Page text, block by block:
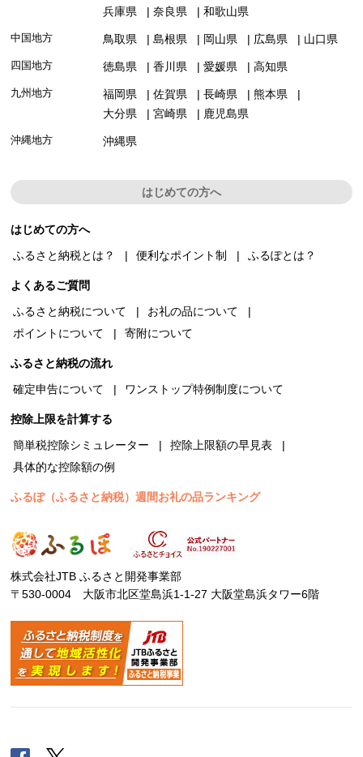
兵庫県
奈良県 和歌山県
中国地方 鳥取県 島根県 岡山県 広島県 山口県
四国地方 徳島県 香川県 愛媛県 高知県
九州地方 福岡県 佐賀県 長崎県
熊本県
大分県
宮崎県 鹿児島県
沖縄地方 沖縄県
はじめての方へ
はじめての方へ
ふるさと納税とは？
便利なポイント制 ふるぽとは？
よくあるご質問
ふるさと納税について
お礼の品について
ポイントについて
寄附について
ふるさと納税の流れ
確定申告について
ワンストップ特例制度について
控除上限を計算する
簡単税控除シミュレーター
控除上限額の早見表
具体的な控除額の例
ふるぽ（ふるさと納税）週間お礼の品ランキング
株式会社JTB ふるさと開発事業部
〒530-0004 大阪市北区堂島浜1-1-27 大阪堂島浜タワー6階